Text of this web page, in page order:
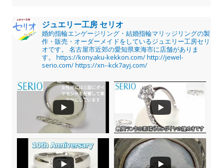
ジュエリー工房 セリオ
婚約指輪エンゲージリング・結婚指輪マリッジリングの製
作・販売・オーダーメイドをしているジュエリー工房セリ
オです。
名古屋市近郊の愛知県東海市に店舗がありま
す。
https://konyaku-kekkon.com/http://jewel-
serio.com/https://xn--kck7ayj.com/